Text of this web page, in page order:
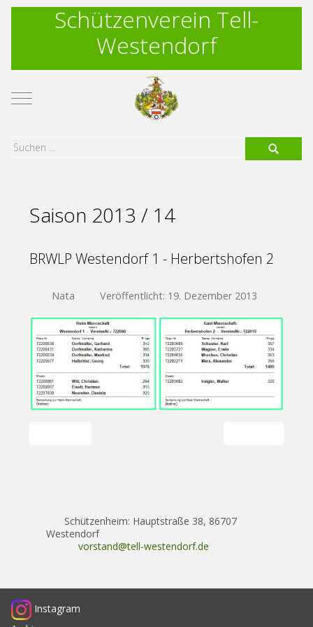
Schützenverein Tell-
Westendorf
Mobile Menu Toggle
Saison 2013 / 14
BRWLP Westendorf 1 - Herbertshofen 2
Nata Veröffentlicht: 19. Dezember 2013
Schützenheim: Hauptstraße 38, 86707
Westendorf
vorstand@tell-westendorf.de
Instagram